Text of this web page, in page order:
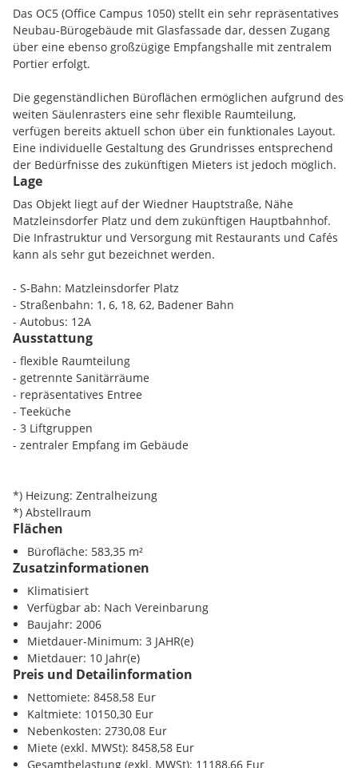
Das OC5 (Office Campus 1050) stellt ein sehr repräsentatives
Neubau-Bürogebäude mit Glasfassade dar, dessen Zugang
über eine ebenso großzügige Empfangshalle mit zentralem
Portier erfolgt.
Die gegenständlichen Büroflächen ermöglichen aufgrund des
weiten Säulenrasters eine sehr flexible Raumteilung,
verfügen bereits aktuell schon über ein funktionales Layout.
Eine individuelle Gestaltung des Grundrisses entsprechend
der Bedürfnisse des zukünftigen Mieters ist jedoch möglich.
Lage
Das Objekt liegt auf der Wiedner Hauptstraße, Nähe
Matzleinsdorfer Platz und dem zukünftigen Hauptbahnhof.
Die Infrastruktur und Versorgung mit Restaurants und Cafés
kann als sehr gut bezeichnet werden.
- S-Bahn: Matzleinsdorfer Platz
- Straßenbahn: 1, 6, 18, 62, Badener Bahn
- Autobus: 12A
Ausstattung
- flexible Raumteilung
- getrennte Sanitärräume
- repräsentatives Entree
- Teeküche
- 3 Liftgruppen
- zentraler Empfang im Gebäude
*) Heizung: Zentralheizung
*) Abstellraum
Flächen
Bürofläche: 583,35 m²
Zusatzinformationen
Klimatisiert
Verfügbar ab: Nach Vereinbarung
Baujahr: 2006
Mietdauer-Minimum: 3 JAHR(e)
Mietdauer: 10 Jahr(e)
Preis und Detailinformation
Nettomiete: 8458,58 Eur
Kaltmiete: 10150,30 Eur
Nebenkosten: 2730,08 Eur
Miete (exkl. MWSt): 8458,58 Eur
Gesamtbelastung (exkl. MWSt): 11188,66 Eur